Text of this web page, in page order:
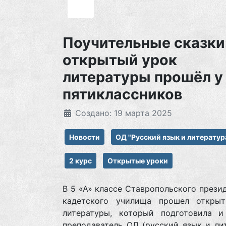
Поучительные
открытый урок
литературы прошёл у
пятиклассников
Создано: 19 марта 2025
Новости ОД "Русский язык и
2 курс Открытые уроки
В 5 «А» классе Ставропольского
кадетского училища прошел
литературы, который подготовила